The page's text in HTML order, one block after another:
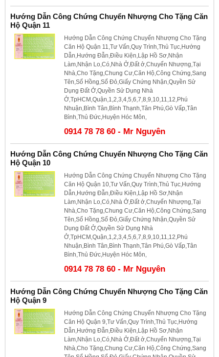
Hướng Dẫn Công Chứng Chuyển Nhượng Cho Tặng Căn
Hộ Quận 11
Hướng Dẫn Công Chứng Chuyển Nhượng Cho Tặng
Căn Hộ Quận 11,Tư Vấn,Quy Trình,Thủ Tục,Hướng
Dẫn,Hướng Đẫn,Điều Kiện,Lập Hồ Sơ,Nhận
Làm,Nhận Lo,Có,Nhà Ở,Đất ở,Chuyển Nhượng,Tại
Nhà,Cho Tặng,Chung Cư,Căn Hộ,Công Chứng,Sang
Tên,Sổ Hồng,Sổ Đỏ,Giấy Chứng Nhận,Quyền Sử
Dụng Đất Ở,Quyền Sử Dụng Nhà
Ở,TpHCM,Quận,1,2,3,4,5,6,7,8,9,10,11,12,Phú
Nhuận,Bình Tân,Bình Thạnh,Tân Phú,Gò Vấp,Tân
Bình,Thủ Đức,Huyện Hóc Môn,
0914 78 78 60 - Mr Nguyên
Hướng Dẫn Công Chứng Chuyển Nhượng Cho Tặng Căn
Hộ Quận 10
Hướng Dẫn Công Chứng Chuyển Nhượng Cho Tặng
Căn Hộ Quận 10,Tư Vấn,Quy Trình,Thủ Tục,Hướng
Dẫn,Hướng Đẫn,Điều Kiện,Lập Hồ Sơ,Nhận
Làm,Nhận Lo,Có,Nhà Ở,Đất ở,Chuyển Nhượng,Tại
Nhà,Cho Tặng,Chung Cư,Căn Hộ,Công Chứng,Sang
Tên,Sổ Hồng,Sổ Đỏ,Giấy Chứng Nhận,Quyền Sử
Dụng Đất Ở,Quyền Sử Dụng Nhà
Ở,TpHCM,Quận,1,2,3,4,5,6,7,8,9,10,11,12,Phú
Nhuận,Bình Tân,Bình Thạnh,Tân Phú,Gò Vấp,Tân
Bình,Thủ Đức,Huyện Hóc Môn,
0914 78 78 60 - Mr Nguyên
Hướng Dẫn Công Chứng Chuyển Nhượng Cho Tặng Căn
Hộ Quận 9
Hướng Dẫn Công Chứng Chuyển Nhượng Cho Tặng
Căn Hộ Quận 9,Tư Vấn,Quy Trình,Thủ Tục,Hướng
Dẫn,Hướng Đẫn,Điều Kiện,Lập Hồ Sơ,Nhận
Làm,Nhận Lo,Có,Nhà Ở,Đất ở,Chuyển Nhượng,Tại
Nhà,Cho Tặng,Chung Cư,Căn Hộ,Công Chứng,Sang